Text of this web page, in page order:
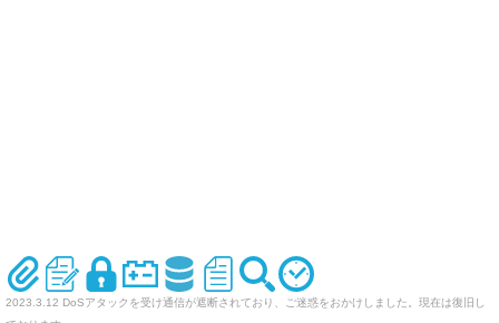
2023.3.12 DoSアタックを受け通信が遮断されており、ご迷惑をおかけしました。現在は復旧し